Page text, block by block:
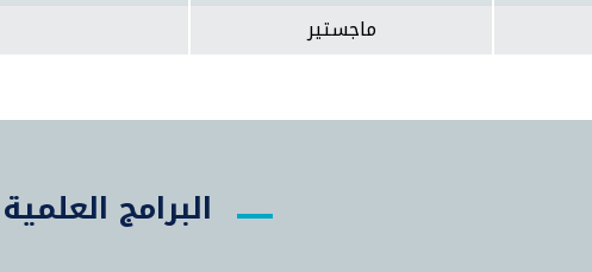
ماجستير
البرامج العلمية